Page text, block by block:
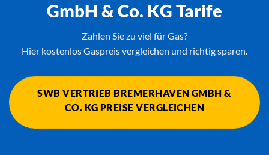
GmbH & Co. KG Tarife
Zahlen Sie zu viel für Gas?
Hier kostenlos Gaspreis vergleichen und richtig sparen.
SWB VERTRIEB BREMERHAVEN GMBH &
CO. KG PREISE VERGLEICHEN